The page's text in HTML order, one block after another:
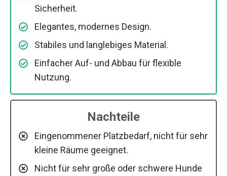
Sicherheit.
Elegantes, modernes Design.
Stabiles und langlebiges Material.
Einfacher Auf- und Abbau für flexible
Nutzung.
Nachteile
Eingenommener Platzbedarf, nicht für sehr
kleine Räume geeignet.
Nicht für sehr große oder schwere Hunde